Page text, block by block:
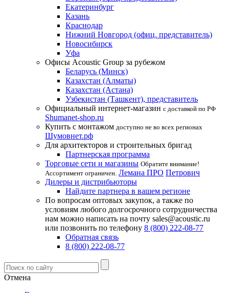
Екатеринбург
Казань
Краснодар
Нижний Новгород (офиц. представитель)
Новосибирск
Уфа
Офисы Acoustic Group за рубежом
Беларусь (Минск)
Казахстан (Алматы)
Казахстан (Астана)
Узбекистан (Ташкент), представитель
Официальный интернет-магазин с доставкой по РФ
Shumanet-shop.ru
Купить с монтажом доступно не во всех регионах
Шумовнет.рф
Для архитекторов и строительных бригад
Партнерская программа
Торговые сети и магазины Обратите внимание!
Ассортимент ограничен. Лемана ПРО Петрович
Дилеры и дистрибьюторы
Найдите партнера в вашем регионе
По вопросам оптовых закупок, а также по
условиям любого долгосрочного сотрудничества
нам можно написать на почту sales@acoustic.ru
или позвонить по телефону 8 (800) 222-08-77
Обратная связь
8 (800) 222-08-77
Отмена